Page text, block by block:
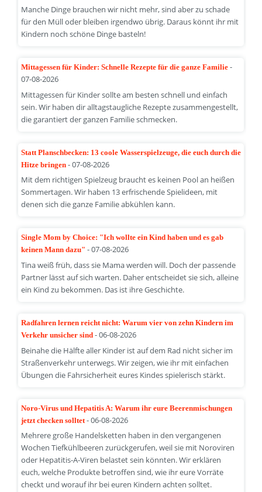
Manche Dinge brauchen wir nicht mehr, sind aber zu schade
für den Müll oder bleiben irgendwo übrig. Daraus könnt ihr mit
Kindern noch schöne Dinge basteln!
Mittagessen für Kinder: Schnelle Rezepte für die ganze Familie -
07-08-2026
Mittagessen für Kinder sollte am besten schnell und einfach
sein. Wir haben dir alltagstaugliche Rezepte zusammengestellt,
die garantiert der ganzen Familie schmecken.
Statt Planschbecken: 13 coole Wasserspielzeuge, die euch durch die
Hitze bringen - 07-08-2026
Mit dem richtigen Spielzeug braucht es keinen Pool an heißen
Sommertagen. Wir haben 13 erfrischende Spielideen, mit
denen sich die ganze Familie abkühlen kann.
Single Mom by Choice: "Ich wollte ein Kind haben und es gab
keinen Mann dazu" - 07-08-2026
Tina weiß früh, dass sie Mama werden will. Doch der passende
Partner lässt auf sich warten. Daher entscheidet sie sich, alleine
ein Kind zu bekommen. Das ist ihre Geschichte.
Radfahren lernen reicht nicht: Warum vier von zehn Kindern im
Verkehr unsicher sind - 06-08-2026
Beinahe die Hälfte aller Kinder ist auf dem Rad nicht sicher im
Straßenverkehr unterwegs. Wir zeigen, wie ihr mit einfachen
Übungen die Fahrsicherheit eures Kindes spielerisch stärkt.
Noro-Virus und Hepatitis A: Warum ihr eure Beerenmischungen
jetzt checken solltet - 06-08-2026
Mehrere große Handelsketten haben in den vergangenen
Wochen Tiefkühlbeeren zurückgerufen, weil sie mit Noroviren
oder Hepatitis-A-Viren belastet sein könnten. Wir erklären
euch, welche Produkte betroffen sind, wie ihr eure Vorräte
checkt und worauf ihr bei euren Kindern achten solltet.